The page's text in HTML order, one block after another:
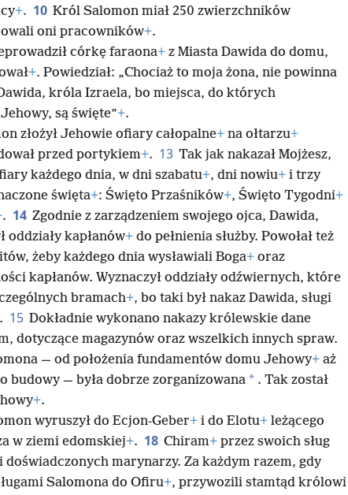
+. 10 Król Salomon miał 250 zwierzchników
oni pracowników+.
córkę faraona+ z Miasta Dawida do domu,
+. Powiedział: „Chociaż to moja żona, nie powinna
króla Izraela, bo miejsca, do których
są święte”+.
złożył Jehowie ofiary całopalne+ na ołtarzu+
przed portykiem+. 13 Tak jak nakazał Mojżesz,
każdego dnia, w dni szabatu+, dni nowiu+ i trzy
święta+: Święto Przaśników+, Święto Tygodni+
. 14 Zgodnie z zarządzeniem swojego ojca, Dawida,
oddziały kapłanów+ do pełnienia służby. Powołał też
żeby każdego dnia wysławiali Boga+ oraz
kapłanów. Wyznaczył oddziały odźwiernych, które
bramach+, bo taki był nakaz Dawida, sługi
15 Dokładnie wykonano nakazy królewskie dane
dotyczące magazynów oraz wszelkich innych spraw.
— od położenia fundamentów domu Jehowy+ aż
budowy — była dobrze zorganizowana * . Tak został
+.
wyruszył do Ecjon-Geber+ i do Elotu+ leżącego
w ziemi edomskiej+. 18 Chiram+ przez swoich sług
doświadczonych marynarzy. Za każdym razem, gdy
Salomona do Ofiru+, przywozili stamtąd królowi